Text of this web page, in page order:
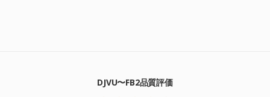
DJVU〜FB2品質評価